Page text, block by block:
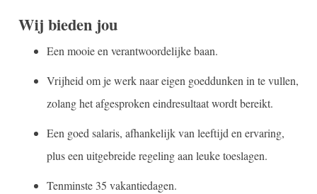
Wij bieden jou
Een mooie en verantwoordelijke baan.
Vrijheid om je werk naar eigen goeddunken in te vullen,
zolang het afgesproken eindresultaat wordt bereikt.
Een goed salaris, afhankelijk van leeftijd en ervaring,
plus een uitgebreide regeling aan leuke toeslagen.
Tenminste 35 vakantiedagen.